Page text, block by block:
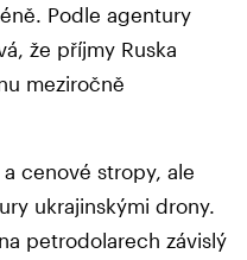
Podle agentury
že příjmy Ruska
meziročně
cenové stropy, ale
ukrajinskými drony.
petrodolarech závislý